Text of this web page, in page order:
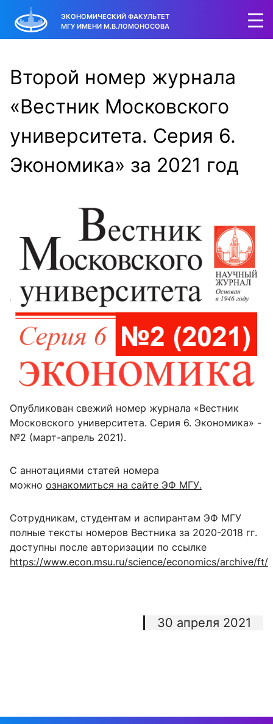
ЭКОНОМИЧЕСКИЙ ФАКУЛЬТЕТ
МГУ ИМЕНИ М.В.ЛОМОНОСОВА
Второй номер журнала
«Вестник Московского
университета. Серия 6.
Экономика» за 2021 год
Опубликован свежий номер журнала «Вестник
Московского университета. Серия 6. Экономика» -
№2 (март-апрель 2021).
С аннотациями статей номера
можно ознакомиться на сайте ЭФ МГУ.
Сотрудникам, студентам и аспирантам ЭФ МГУ
полные тексты номеров Вестника за 2020-2018 гг.
доступны после авторизации по ссылке
https://www.econ.msu.ru/science/economics/archive/ft/
30 апреля 2021